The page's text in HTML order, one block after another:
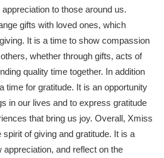
to those around us.
gifts with loved ones, which
It is a time to show compassion
whether through gifts, acts of
quality time together. In addition
time for gratitude. It is an opportunity
in our lives and to express gratitude
that bring us joy. Overall, Xmiss
of giving and gratitude. It is a
and reflect on the